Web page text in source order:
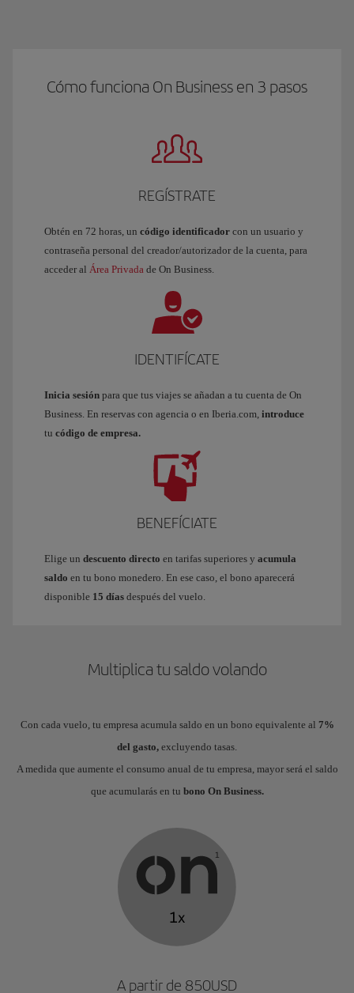
Cómo funciona On Business en 3 pasos
REGÍSTRATE
Obtén en 72 horas, un código identificador con un usuario y
contraseña personal del creador/autorizador de la cuenta, para
acceder al Área Privada de On Business.
IDENTIFÍCATE
Inicia sesión para que tus viajes se añadan a tu cuenta de On
Business. En reservas con agencia o en Iberia.com, introduce
tu código de empresa.
BENEFÍCIATE
Elige un descuento directo en tarifas superiores y acumula
saldo en tu bono monedero. En ese caso, el bono aparecerá
disponible 15 días después del vuelo.
Multiplica tu saldo volando
Con cada vuelo, tu empresa acumula saldo en un bono equivalente al 7%
del gasto, excluyendo tasas.
A medida que aumente el consumo anual de tu empresa, mayor será el saldo
que acumularás en tu bono On Business.
A partir de 850USD